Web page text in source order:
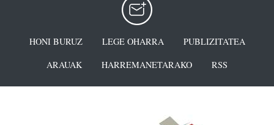
HONI BURUZ LEGE OHARRA
PUBLIZITATEA
ARAUAK
HARREMANETARAKO RSS